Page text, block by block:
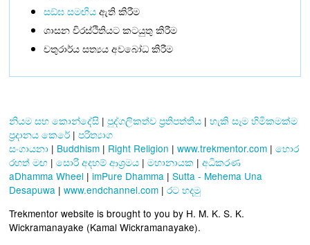
සඞ්‌ඝ සමඟියඇති කිරීම
ශාසන චිරස්ථිතියට කටයුතු කිරීම
චතුරාර්ය සත්‍යය අවබෝධ කිරීම
නියම සහ කොන්දේසි | පුද්ගලිකත්ව ප්‍රතිපත්තිය | හැකි සෑම හිමිකමක්ම
ප්‍රදානය කෙරේ | පරිත්‍යාග
සංගායනා | Buddhism | Right Religion | www.trekmentor.com | හොර
රහත් මඟ | සොරි අදහම් ආශ්‍රමය | මහානායක | අධිකරණ
aDhamma Wheel | imPure Dhamma | Sutta - Mehema Una
Desapuwa | www.endchannel.com | රට හදමු
Trekmentor website is brought to you by H. M. K. S. K.
Wickramanayake (Kamal Wickramanayake).